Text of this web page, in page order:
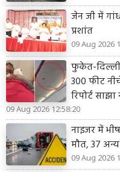
जेन जी में
प्रशांत
09 Aug 2026
फुकेत-दिल्ली
300 फीट
रिपोर्ट
09 Aug 2026 12:58:20
नाइजर में
मौत, 37
09 Aug 2026